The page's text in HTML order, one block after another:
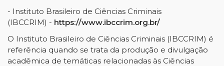
- Instituto Brasileiro de Ciências Criminais
(IBCCRIM) - https://www.ibccrim.org.br/
O Instituto Brasileiro de Ciências Criminais (IBCCRIM) é
referência quando se trata da produção e divulgação
acadêmica de temáticas relacionadas às Ciências